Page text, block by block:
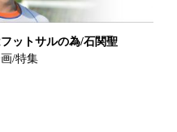
ットサルの為/石関聖
/特集